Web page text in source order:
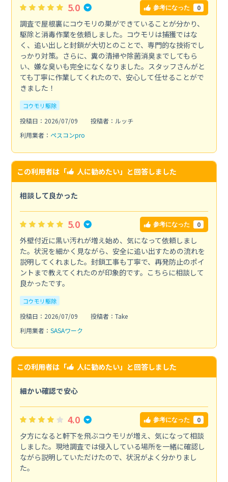
5.0 参考になった 0
調査で屋根裏にコウモリの巣ができていることが分かり、
駆除と消毒作業を依頼しました。コウモリは捕獲ではな
く、追い出しと封鎖が大切とのことで、専門的な技術でし
っかり対策。さらに、糞の清掃や除菌消臭までしてもら
い、嫌な臭いも完全になくなりました。スタッフさんがと
ても丁寧に作業してくれたので、安心して任せることがで
きました！
コウモリ駆除
投稿日：2026/07/09
投稿者：ルッチ
利用業者： ペスコンpro
この利用者は「 人に勧めたい」と回答しました
相談して良かった
5.0 参考になった 0
外壁付近に黒い汚れが増え始め、気になって依頼しまし
た。状況を細かく見ながら、安全に追い出すための流れを
説明してくれました。封鎖工事も丁寧で、再発防止のポイ
ントまで教えてくれたのが印象的です。こちらに相談して
良かったです。
コウモリ駆除
投稿日：2026/07/09
投稿者：Take
利用業者： SASAワーク
この利用者は「 人に勧めたい」と回答しました
細かい確認で安心
4.0 参考になった 0
夕方になると軒下を飛ぶコウモリが増え、気になって相談
しました。現地調査では侵入している場所を一緒に確認し
ながら説明していただけたので、状況がよく分かりまし
た。